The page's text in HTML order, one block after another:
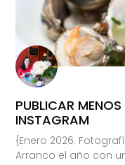
PUBLICAR
INSTAGRAM
{Enero 2026.
Arranco el año con